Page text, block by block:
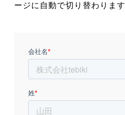
ージに自動で切り替わります